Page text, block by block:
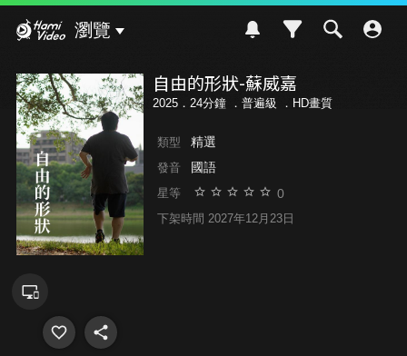
瀏覽
自由的形狀-蘇威嘉
2025．24分鐘 ． 普遍級 ．HD畫質
類型 精選
發音 國語
星等 0
下架時間 2027年12月23日